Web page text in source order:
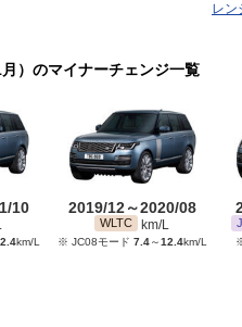
レン
月）のマイナーチェンジ一覧
10
km/L
2019/12～2020/08
WLTC km/L
※ JC08モード 7.4～12.4km/L